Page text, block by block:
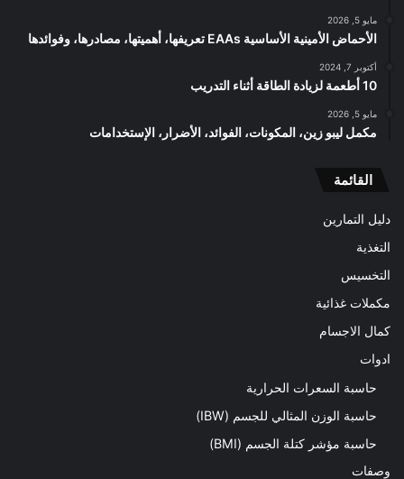
مايو 5, 2026
الأحماض الأمينية الأساسية EAAs تعريفها، أهميتها، مصادرها، وفوائدها
أكتوبر 7, 2024
10 أطعمة لزيادة الطاقة أثناء التدريب
مايو 5, 2026
مكمل ليبو زين، المكونات، الفوائد، الأضرار، الإستخدامات
القائمة
دليل التمارين
التغذية
التخسيس
مكملات غذائية
كمال الاجسام
ادوات
حاسبة السعرات الحرارية
حاسبة الوزن المثالي للجسم (IBW)
حاسبة مؤشر كتلة الجسم (BMI)
وصفات